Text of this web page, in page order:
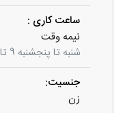
ساعت کاری :
نیمه وقت
شنبه تا پنجشنبه 9 تا 19:30
جنسیت:
زن